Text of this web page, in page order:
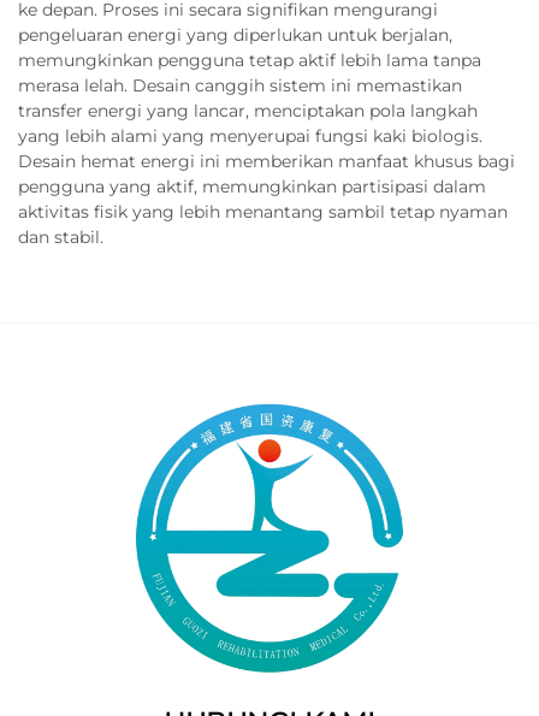
ke depan. Proses ini secara signifikan mengurangi
pengeluaran energi yang diperlukan untuk berjalan,
memungkinkan pengguna tetap aktif lebih lama tanpa
merasa lelah. Desain canggih sistem ini memastikan
transfer energi yang lancar, menciptakan pola langkah
yang lebih alami yang menyerupai fungsi kaki biologis.
Desain hemat energi ini memberikan manfaat khusus bagi
pengguna yang aktif, memungkinkan partisipasi dalam
aktivitas fisik yang lebih menantang sambil tetap nyaman
dan stabil.